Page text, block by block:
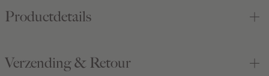
Productdetails
Verzending & Retour